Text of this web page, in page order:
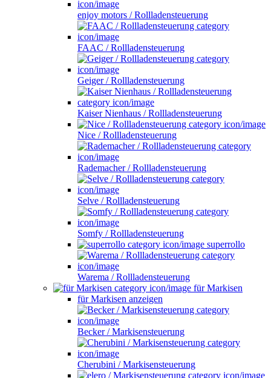
enjoy motors / Rollladensteuerung
FAAC / Rollladensteuerung
Geiger / Rollladensteuerung
Kaiser Nienhaus / Rollladensteuerung
Nice / Rollladensteuerung
Rademacher / Rollladensteuerung
Selve / Rollladensteuerung
Somfy / Rollladensteuerung
superrollo
Warema / Rollladensteuerung
für Markisen
für Markisen anzeigen
Becker / Markisensteuerung
Cherubini / Markisensteuerung